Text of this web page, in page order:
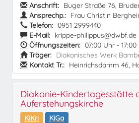
Anschrift: Buger Straße 76,
Ansprechp.: Frau Christin
Telefon: 0951 2999440
E-Mail: krippe-philippus@dwbf.de
Öffnungszeiten: 07:00 Uhr - 17:00
Träger: Diakonisches Werk
Kontakt Tr.: Heinrichsdamm 46,
Diakonie-Kindertagesstätte
Auferstehungskirche
KiKri
KiGa